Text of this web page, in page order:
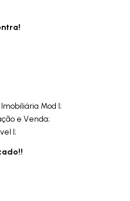
Mod I;
e Venda;
I;